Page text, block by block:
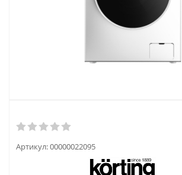
Артикул:00000022095